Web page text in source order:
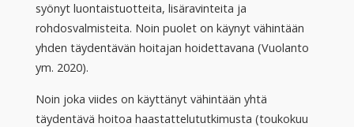
syönyt luontaistuotteita, lisäravinteita ja
rohdosvalmisteita. Noin puolet on käynyt vähintään
yhden täydentävän hoitajan hoidettavana (Vuolanto
ym. 2020).
Noin joka viides on käyttänyt vähintään yhtä
täydentävä hoitoa haastattelututkimusta (toukokuu